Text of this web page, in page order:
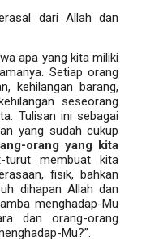
dari Allah dan
apa yang kita miliki
Setiap orang
kehilangan barang,
seseorang
Tulisan ini sebagai
yang sudah cukup
orang yang kita
turut membuat kita
fisik, bahkan
dihapan Allah dan
menghadap-Mu
dan orang-orang
Mu?”.